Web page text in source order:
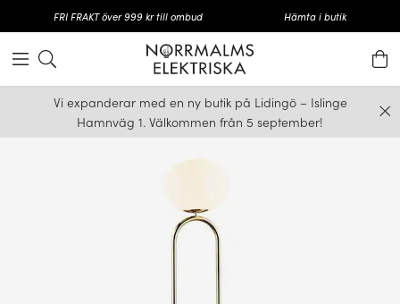
FRI FRAKT över 999 kr till ombud Hämta i butik
Vi expanderar med en ny butik på Lidingö – Islinge
Hamnväg 1. Välkommen från 5 september!